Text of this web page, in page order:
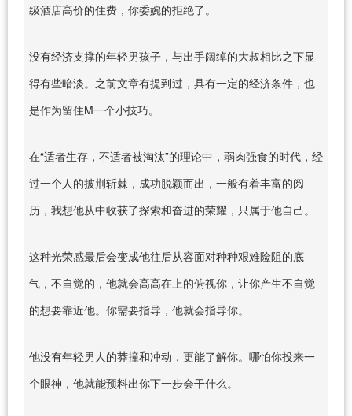
级酒店高价的住费，你委婉的拒绝了。
没有经济支撑的年轻男孩子，与出手阔绰的大叔相比之下显
得有些暗淡。之前文章有提到过，具有一定的经济条件，也
是作为留住M一个小技巧。
在“适者生存，不适者被淘汰”的理论中，弱肉强食的时代，经
过一个人的披荆斩棘，成功脱颖而出，一般有着丰富的阅
历，我想他从中收获了探索和奋进的荣耀，只属于他自己。
这种光荣感最后会变成他往后从容面对种种艰难险阻的底
气，不自觉的，他就会高高在上的俯视你，让你产生不自觉
的想要靠近他。你需要指导，他就会指导你。
他没有年轻男人的莽撞和冲动，更能了解你。哪怕你投来一
个眼神，他就能预料出你下一步会干什么。